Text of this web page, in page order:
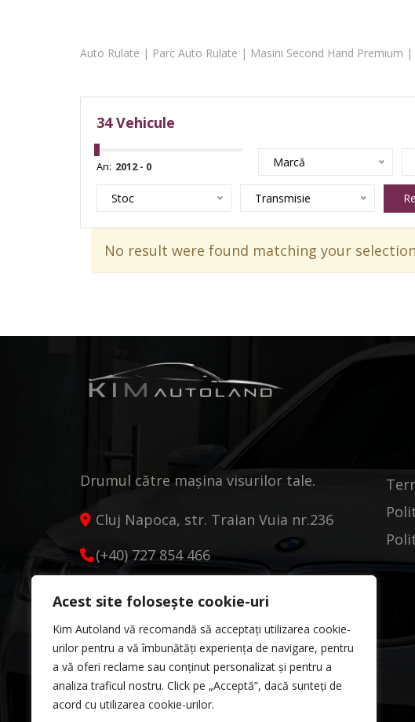
Acest site folosește cookie-uri
Kim Autoland vă recomandă să acceptați utilizarea cookie-
urilor pentru a vă îmbunătăți experiența de navigare, pentru
a vă oferi reclame sau conținut personalizat și pentru a
analiza traficul nostru. Click pe „Acceptă”, dacă sunteți de
acord cu utilizarea cookie-urilor.
Auto Rulate | Parc Auto Rulate | Masini Second Hand Premium
34 Vehicule
An: Marcă
Stoc Transmisie
No result were found matching your
Drumul către mașina visurilor tale.
Cluj Napoca, str. Traian Vuia nr.236
(+40) 727 854 466
Luni - Vineri 9:00 - 18:00
Sâmbătă 10:00 - 13:00